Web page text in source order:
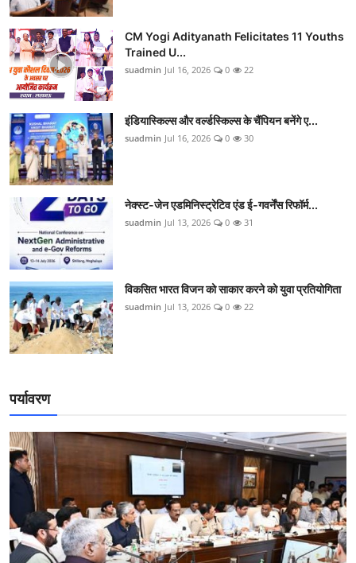
CM Yogi Adityanath Felicitates 11 Youths
Trained U...
suadmin Jul 16, 2026 0 22
इंडियास्किल्स और वर्ल्डस्किल्स के चैंपियन बनेंगे ए...
suadmin Jul 16, 2026 0 30
नेक्स्ट-जेन एडमिनिस्ट्रेटिव एंड ई-गवर्नेंस रिफॉर्म...
suadmin Jul 13, 2026 0 31
विकसित भारत विजन को साकार करने को युवा प्रतियोगिता
suadmin Jul 13, 2026 0 22
पर्यावरण